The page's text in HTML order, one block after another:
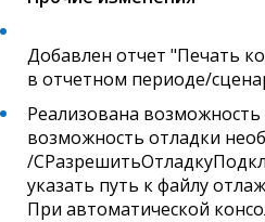
Добавлен отчет "Печать
в отчетном периоде/
Реализована
возможность отладки
/
указать путь к файлу
При автоматической